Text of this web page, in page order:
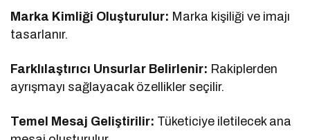
Marka Kimliği Oluşturulur: Marka kişiliği ve imajı
tasarlanır.
Farklılaştırıcı Unsurlar Belirlenir: Rakiplerden
ayrışmayı sağlayacak özellikler seçilir.
Temel Mesaj Geliştirilir: Tüketiciye iletilecek ana